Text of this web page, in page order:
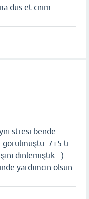
dus et cnim.
stresi bende
gorulmüştü 7+5 ti
dinlemiştik =)
yardımcın olsun